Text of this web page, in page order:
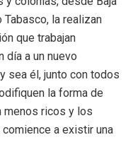
Tabasco, la realizan
que trabajan
día a un nuevo
sea él, junto con todos
la forma de
menos ricos y los
a existir una